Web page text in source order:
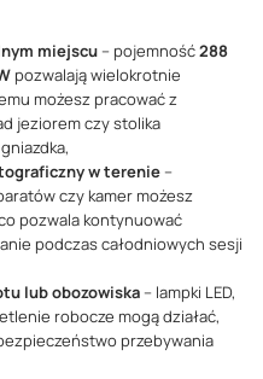
miejscu – pojemność288
pozwalają wielokrotnie
możesz pracować z
jeziorem czy stolika
w terenie –
czy kamer możesz
pozwala kontynuować
podczas całodniowych sesji
lub obozowiska – lampki LED,
robocze mogą działać,
przebywania